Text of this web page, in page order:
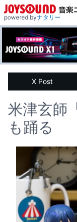
powered byナタリー
X Post
米津玄師
も踊る